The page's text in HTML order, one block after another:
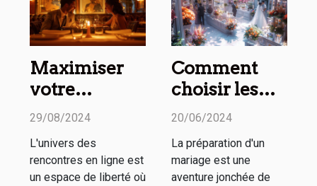
Maximiser
votre
expérience
de
rencontres
29/08/2024
L'univers des
rencontres en ligne est
un espace de liberté où
Comment
choisir les
meilleurs
pour chaque
aspect de
20/06/2024
La préparation d'un
mariage est une
aventure jonchée de